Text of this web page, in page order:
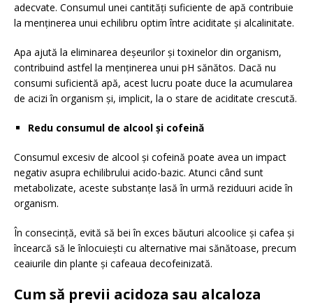
adecvate. Consumul unei cantități suficiente de apă contribuie
la menținerea unui echilibru optim între aciditate și alcalinitate.
Apa ajută la eliminarea deșeurilor și toxinelor din organism,
contribuind astfel la menținerea unui pH sănătos. Dacă nu
consumi suficientă apă, acest lucru poate duce la acumularea
de acizi în organism și, implicit, la o stare de aciditate crescută.
Redu consumul de alcool și cofeină
Consumul excesiv de alcool și cofeină poate avea un impact
negativ asupra echilibrului acido-bazic. Atunci când sunt
metabolizate, aceste substanțe lasă în urmă reziduuri acide în
organism.
În consecință, evită să bei în exces băuturi alcoolice și cafea și
încearcă să le înlocuiești cu alternative mai sănătoase, precum
ceaiurile din plante și cafeaua decofeinizată.
Cum să previi acidoza sau alcaloza